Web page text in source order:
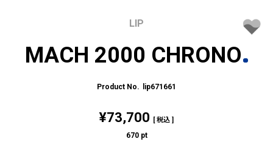
LIP
MACH 2000 CHRONO
lip671661
¥73,700 税込
670 pt